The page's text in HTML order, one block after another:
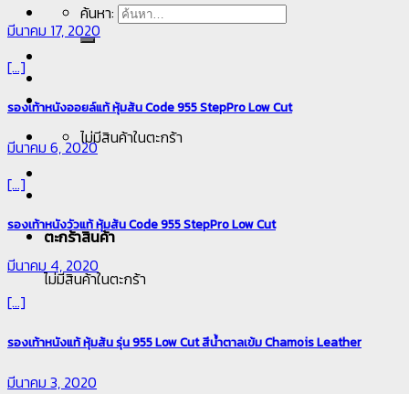
ค้นหา:
ไม่มีสินค้าในตะกร้า
ตะกร้าสินค้า
ไม่มีสินค้าในตะกร้า
มีนาคม 17, 2020
[...]
รองเท้าหนังออยล์แท้ หุ้มส้น Code 955 StepPro Low Cut
มีนาคม 6, 2020
[...]
รองเท้าหนังวัวแท้ หุ้มส้น Code 955 StepPro Low Cut
มีนาคม 4, 2020
[...]
รองเท้าหนังแท้ หุ้มส้น รุ่น 955 Low Cut สีน้ำตาลเข้ม Chamois Leather
มีนาคม 3, 2020